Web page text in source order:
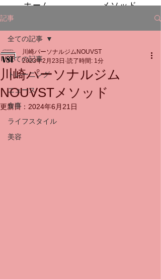
ホーム メソッド
トレーニングの流れ 施設
スタッフ よくある質問 料金
お問い合わせ
記事
全ての記事
トレーニング
ニュース
食事
ライフスタイル
美容
全ての記事
川崎パーソナルジム
NOUVSTメソッド
川崎パーソナルジムNOUVST
2023年2月23日 読了時間: 1分
更新日： 2024年6月21日